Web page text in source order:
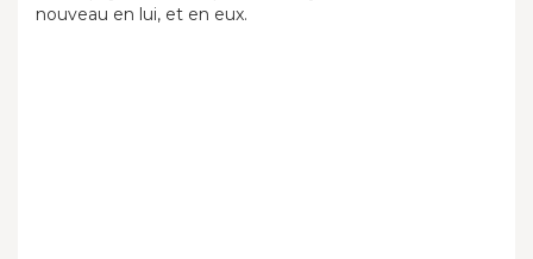
nouveau en lui, et en eux.